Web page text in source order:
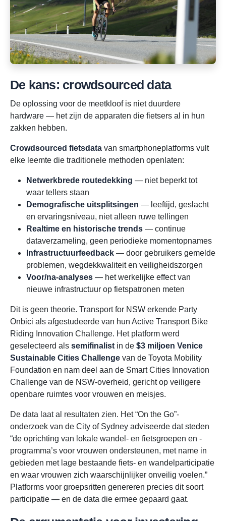
De kans: crowdsourced data
De oplossing voor de meetkloof is niet duurdere
hardware — het zijn de apparaten die fietsers al in hun
zakken hebben.
Crowdsourced fietsdata van smartphoneplatforms vult
elke leemte die traditionele methoden openlaten:
Netwerkbrede routedekking — niet beperkt tot
waar tellers staan
Demografische uitsplitsingen — leeftijd, geslacht
en ervaringsniveau, niet alleen ruwe tellingen
Realtime en historische trends — continue
dataverzameling, geen periodieke momentopnames
Infrastructuurfeedback — door gebruikers gemelde
problemen, wegdekkwaliteit en veiligheidszorgen
Voor/na-analyses — het werkelijke effect van
nieuwe infrastructuur op fietspatronen meten
Dit is geen theorie. Transport for NSW erkende Party
Onbici als afgestudeerde van hun Active Transport Bike
Riding Innovation Challenge. Het platform werd
geselecteerd als semifinalist in de $3 miljoen Venice
Sustainable Cities Challenge van de Toyota Mobility
Foundation en nam deel aan de Smart Cities Innovation
Challenge van de NSW-overheid, gericht op veiligere
openbare ruimtes voor vrouwen en meisjes.
De data laat al resultaten zien. Het “On the Go”-
onderzoek van de City of Sydney adviseerde dat steden
“de oprichting van lokale wandel- en fietsgroepen en -
programma’s voor vrouwen ondersteunen, met name in
gebieden met lage bestaande fiets- en wandelparticipatie
en waar vrouwen zich waarschijnlijker onveilig voelen.”
Platforms voor groepsritten genereren precies dit soort
participatie — en de data die ermee gepaard gaat.